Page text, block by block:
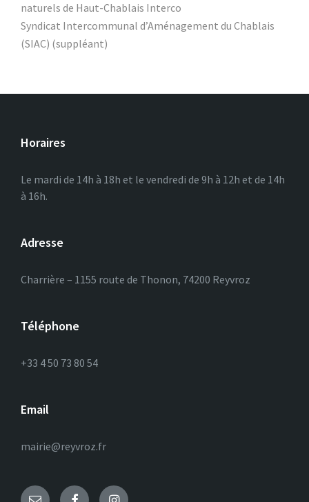
naturels de Haut-Chablais Interco
Syndicat Intercommunal d’Aménagement du Chablais
(SIAC) (suppléant)
Horaires
Le mardi de 14h à 18h et le vendredi de 9h à 12h et de 14h
à 16h.
Adresse
Charrière – 1155 route de Thonon, 74200 Reyvroz
Téléphone
+33 4 50 73 80 54
Email
mairie@reyvroz.fr